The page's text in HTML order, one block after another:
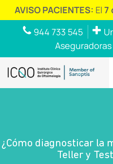
PACIENTES:El7 de
944 733 545
Aseguradoras
¿Cómo diagnosticar la
Teller y